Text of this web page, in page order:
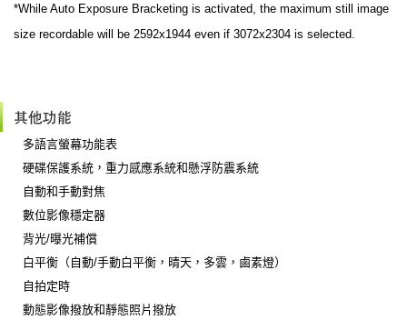
*While Auto Exposure Bracketing is activated, the maximum still image
size recordable will be 2592x1944 even if 3072x2304 is selected.
多語言螢幕功能表
硬碟保護系統，重力感應系統和懸浮防震系統
自動和手動對焦
數位影像穩定器
背光/曝光補償
白平衡（自動/手動白平衡，晴天，多雲，鹵素燈）
自拍定時
動態影像撥放和靜態照片撥放